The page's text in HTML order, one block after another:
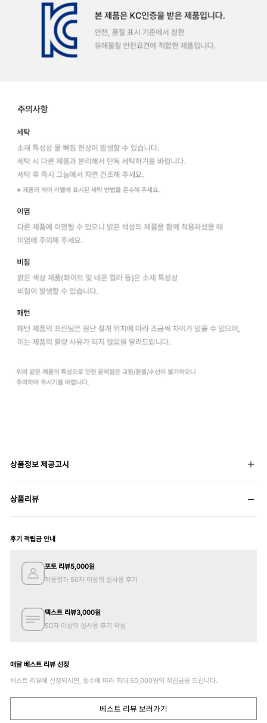
상품정보 제공고시
상품리뷰
후기 적립금 안내
포토 리뷰5,000원
착용컷과 50자 이상의 실사용 후기
텍스트 리뷰3,000원
50자 이상의 실사용 후기 작성
매달 베스트 리뷰 선정
베스트 리뷰에 선정되시면, 등수에 따라 최대 50,000원의 적립금을 드립니다.
베스트 리뷰 보러가기